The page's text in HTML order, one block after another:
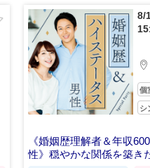
8/
個
シ
《婚姻歴理解者＆年収
性》穏やかな関係を築き